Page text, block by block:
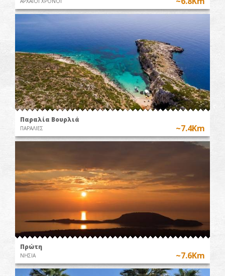
Παραλία Βουρλιά
ΠΑΡΑΛΙΕΣ ~7.4Km
Πρώτη
ΝΗΣΙΑ ~7.6Km